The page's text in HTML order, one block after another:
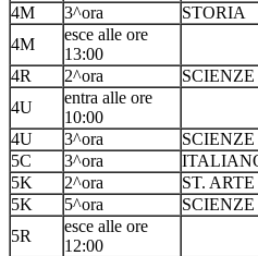
4M 3^ora
STORIA
4M
esce alle ore
13:00
4R
2^ora
4U
entra alle ore
10:00
4U
3^ora
5C
3^ora
5K
2^ora
ST. ARTE
5K
5^ora
5R
esce alle ore
12:00